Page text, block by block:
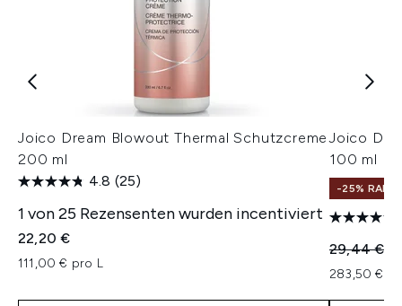
Joico Dream Blowout Thermal Schutzcreme
200 ml
4.8 (25)
1 von 25 Rezensenten wurden incentiviert
22,20 €
111,00 € pro L
Joico
100 ml
-25%
29,44 €
283,50 €